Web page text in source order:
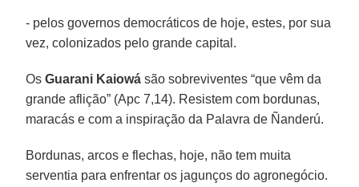
- pelos governos democráticos de hoje, estes, por sua
vez, colonizados pelo grande capital.
OsGuarani Kaiowá são sobreviventes “que vêm da
grande aflição” (Apc 7,14). Resistem com bordunas,
maracás e com a inspiração da Palavra de Ñanderú.
Bordunas, arcos e flechas, hoje, não tem muita
serventia para enfrentar os jagunços do agronegócio.